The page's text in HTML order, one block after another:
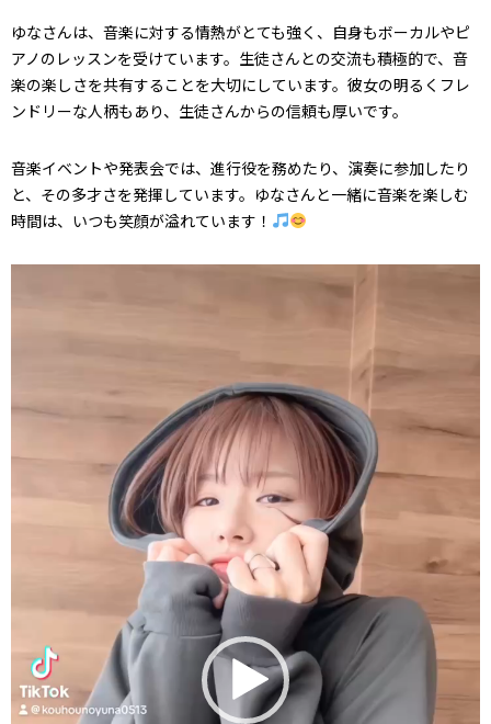
ゆなさんは、音楽に対する情熱がとても強く、自身もボーカルやピ
アノのレッスンを受けています。生徒さんとの交流も積極的で、音
楽の楽しさを共有することを大切にしています。彼女の明るくフレ
ンドリーな人柄もあり、生徒さんからの信頼も厚いです。
音楽イベントや発表会では、進行役を務めたり、演奏に参加したり
と、その多才さを発揮しています。ゆなさんと一緒に音楽を楽しむ
時間は、いつも笑顔が溢れています！
ヤ